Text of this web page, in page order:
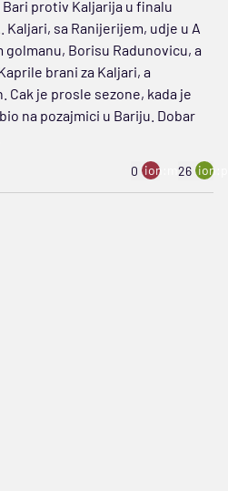
protiv Kaljarija u finalu
Kaljari, sa Ranijerijem, udje u A
Borisu Radunovicu, a
brani za Kaljari, a
Cak je prosle sezone, kada je
na pozajmici u Bariju. Dobar
0 ion:minus
26